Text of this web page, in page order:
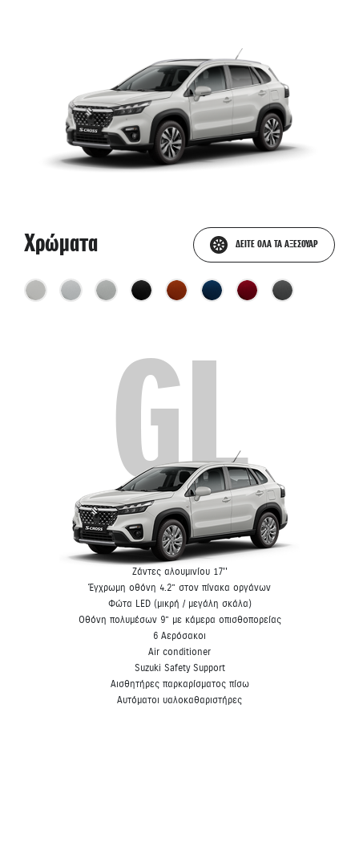
Χρώματα ΔΕΙΤΕ ΟΛΑ ΤΑ ΑΞΕΣΟΥΑΡ
GL
Ζάντες αλουμινίου 17''
Έγχρωμη οθόνη 4.2” στον πίνακα οργάνων
Φώτα LED (μικρή / μεγάλη σκάλα)
Οθόνη πολυμέσων 9” με κάμερα οπισθοπορείας
6 Αερόσακοι
Air conditioner
Suzuki Safety Support
Αισθητήρες παρκαρίσματος πίσω
Αυτόματοι υαλοκαθαριστήρες